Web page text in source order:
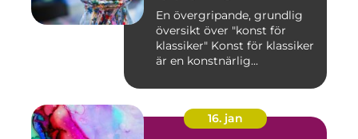
En övergripande, grundlig
översikt över "konst för
klassiker" Konst för klassiker
är en konstnärlig...
16. jan